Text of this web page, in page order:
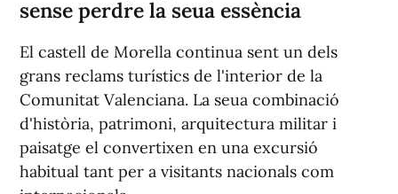
sense perdre la seua essència
El castell de Morella continua sent un dels
grans reclams turístics de l'interior de la
Comunitat Valenciana. La seua combinació
d'història, patrimoni, arquitectura militar i
paisatge el convertixen en una excursió
habitual tant per a visitants nacionals com